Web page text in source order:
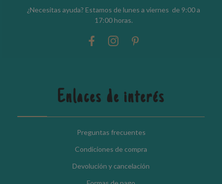
¿Necesitas ayuda? Estamos de lunes a viernes de 9:00 a
17:00 horas.
Enlaces de interés
Preguntas frecuentes
Condiciones de compra
Devolución y cancelación